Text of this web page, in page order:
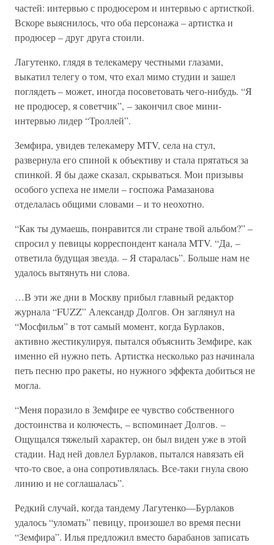
частей: интервью с продюсером и интервью с артисткой.
Вскоре выяснилось, что оба персонажа – артистка и
продюсер – друг друга стоили.
Лагутенко, глядя в телекамеру честными глазами,
выкатил телегу о том, что ехал мимо студии и зашел
поглядеть – может, иногда посоветовать чего-нибудь. “Я
не продюсер, я советчик”, – закончил свое мини-
интервью лидер “Троллей”.
Земфира, увидев телекамеру MTV, села на стул,
развернула его спиной к объективу и стала прятаться за
спинкой. Я бы даже сказал, скрываться. Мои призывы
особого успеха не имели – госпожа Рамазанова
отделалась общими словами – и то неохотно.
“Как ты думаешь, понравится ли стране твой альбом?” –
спросил у певицы корреспондент канала MTV. “Да, –
ответила будущая звезда. – Я старалась”. Больше нам не
удалось вытянуть ни слова.
…В эти же дни в Москву прибыл главный редактор
журнала “FUZZ” Александр Долгов. Он заглянул на
“Мосфильм” в тот самый момент, когда Бурлаков,
активно жестикулируя, пытался объяснить Земфире, как
именно ей нужно петь. Артистка несколько раз начинала
петь песню про ракеты, но нужного эффекта добиться не
могла.
“Меня поразило в Земфире ее чувство собственного
достоинства и колючесть, – вспоминает Долгов. –
Ощущался тяжелый характер, он был виден уже в этой
стадии. Над ней довлел Бурлаков, пытался навязать ей
что-то свое, а она сопротивлялась. Все-таки гнула свою
линию и не соглашалась”.
Редкий случай, когда тандему Лагутенко—Бурлаков
удалось “уломать” певицу, произошел во время песни
“Земфира”. Илья предложил вместо барабанов записать